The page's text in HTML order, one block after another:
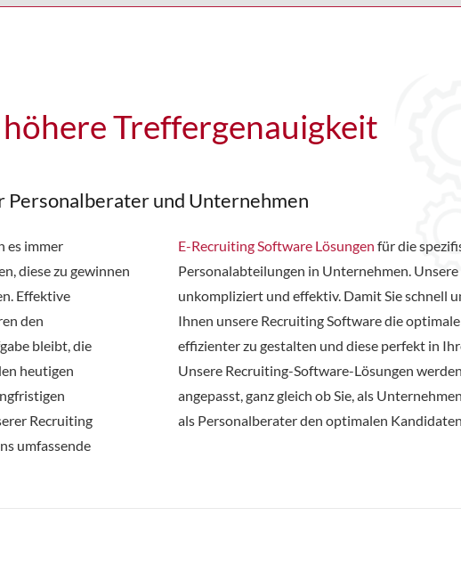
Treffergenauigkeit
und Unternehmen
es immer
diese zu gewinnen
Effektive
den
bleibt, die
heutigen
Recruiting
umfassende
E-Recruiting Software Lösungen für die
Personalabteilungen in Unternehmen.
unkompliziert und effektiv. Damit Sie schnell
Ihnen unsere Recruiting Software die
effizienter zu gestalten und diese perfekt in
Unsere Recruiting-Software-Lösungen
angepasst, ganz gleich ob Sie, als
als Personalberater den optimalen